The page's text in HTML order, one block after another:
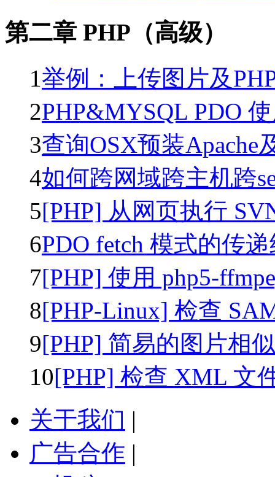
第二章 PHP（高级）
1举例：上传图片及
2PHP&MYSQL PDO
3查询OSX预装Apache
4如何跨网域跨主机跨
5[PHP] 从网页执行
6PDO fetch 模式的传
7[PHP] 使用 php5-
8[PHP-Linux] 检查
9[PHP] 简易的图片相
10[PHP] 检查 XML 文
关于我们 |
广告合作 |